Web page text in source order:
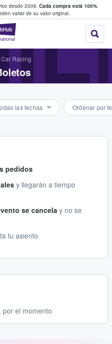
desde 2009. Cada compra está 100%
variar de su valor original.
StubHub: donde
boletos
Racing
las fechas Ordenar por
pedidos
y llegarán a tiempo
se cancela y no se
tu asiento
por el momento.